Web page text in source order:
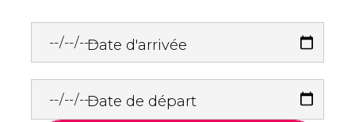
Date d'arrivée
Date de départ